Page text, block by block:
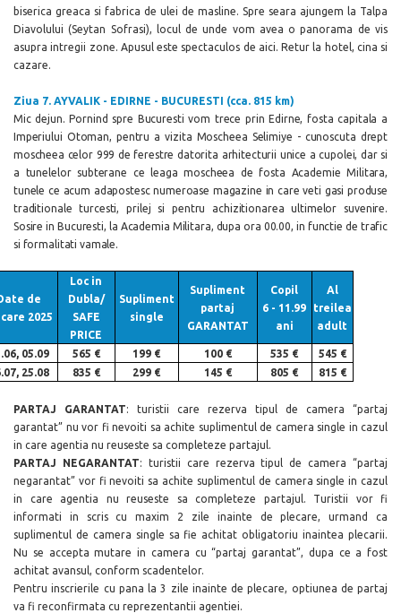
biserica greaca si fabrica de ulei de masline. Spre seara ajungem la Talpa
Diavolului (Seytan Sofrasi), locul de unde vom avea o panorama de vis
asupra intregii zone. Apusul este spectaculos de aici. Retur la hotel, cina si
cazare.
Ziua 7. AYVALIK - EDIRNE - BUCURESTI (cca. 815 km)
Mic dejun. Pornind spre Bucuresti vom trece prin Edirne, fosta capitala a
Imperiului Otoman, pentru a vizita Moscheea Selimiye - cunoscuta drept
moscheea celor 999 de ferestre datorita arhitecturii unice a cupolei, dar si
a tunelelor subterane ce leaga moscheea de fosta Academie Militara,
tunele ce acum adapostesc numeroase magazine in care veti gasi produse
traditionale turcesti, prilej si pentru achizitionarea ultimelor suvenire.
Sosire in Bucuresti, la Academia Militara, dupa ora 00.00, in functie de trafic
si formalitati vamale.
de
2025
Loc in
Dubla/
SAFE
PRICE
Supliment
single
Supliment
partaj
GARANTAT
Copil
6 - 11.99
ani
Al
treilea
adult
05.09 565 € 199 € 100 € 535 €
545 €
25.08
835 € 299 € 145 € 805 € 815 €
PARTAJ GARANTAT: turistii care rezerva tipul de camera “partaj
garantat” nu vor fi nevoiti sa achite suplimentul de camera single in cazul
in care agentia nu reuseste sa completeze partajul.
PARTAJ NEGARANTAT: turistii care rezerva tipul de camera “partaj
negarantat” vor fi nevoiti sa achite suplimentul de camera single in cazul
in care agentia nu reuseste sa completeze partajul. Turistii vor fi
informati in scris cu maxim 2 zile inainte de plecare, urmand ca
suplimentul de camera single sa fie achitat obligatoriu inaintea plecarii.
Nu se accepta mutare in camera cu “partaj garantat”, dupa ce a fost
achitat avansul, conform scadentelor.
Pentru inscrierile cu pana la 3 zile inainte de plecare, optiunea de partaj
va fi reconfirmata cu reprezentantii agentiei.